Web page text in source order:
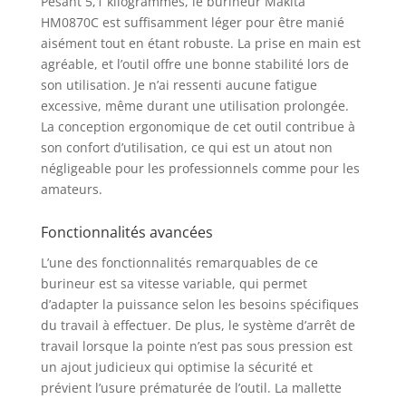
HM0870C est suffisamment léger pour être manié
aisément tout en étant robuste. La prise en main est
agréable, et l’outil offre une bonne stabilité lors de
son utilisation. Je n’ai ressenti aucune fatigue
excessive, même durant une utilisation prolongée.
La conception ergonomique de cet outil contribue à
son confort d’utilisation, ce qui est un atout non
négligeable pour les professionnels comme pour les
amateurs.
Fonctionnalités avancées
L’une des fonctionnalités remarquables de ce
burineur est sa vitesse variable, qui permet
d’adapter la puissance selon les besoins spécifiques
du travail à effectuer. De plus, le système d’arrêt de
travail lorsque la pointe n’est pas sous pression est
un ajout judicieux qui optimise la sécurité et
prévient l’usure prématurée de l’outil. La mallette